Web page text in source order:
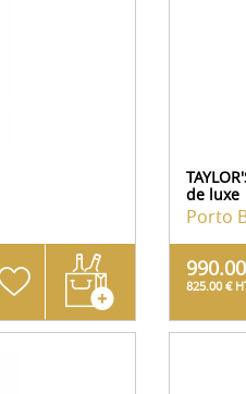
de luxe
Porto
825.00 €